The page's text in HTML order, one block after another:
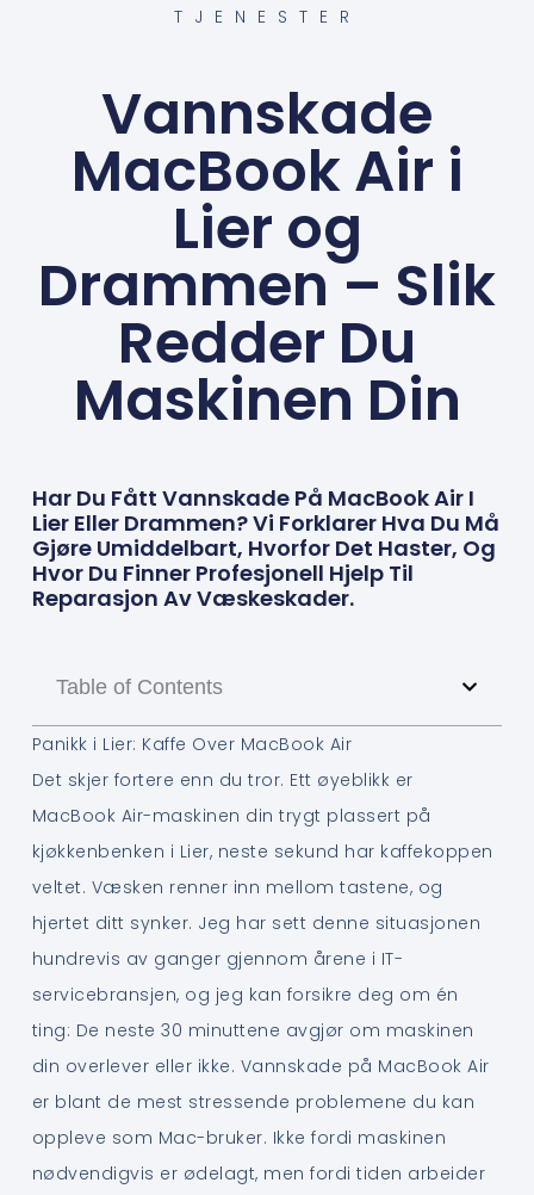
TJENESTER
Vannskade
MacBook Air i
Lier og
Drammen – Slik
Redder Du
Maskinen Din
Har Du Fått Vannskade På MacBook Air I
Lier Eller Drammen? Vi Forklarer Hva Du Må
Gjøre Umiddelbart, Hvorfor Det Haster, Og
Hvor Du Finner Profesjonell Hjelp Til
Reparasjon Av Væskeskader.
Table of Contents
Panikk i Lier: Kaffe Over MacBook Air
Det skjer fortere enn du tror. Ett øyeblikk er
MacBook Air-maskinen din trygt plassert på
kjøkkenbenken i Lier, neste sekund har kaffekoppen
veltet. Væsken renner inn mellom tastene, og
hjertet ditt synker. Jeg har sett denne situasjonen
hundrevis av ganger gjennom årene i IT-
servicebransjen, og jeg kan forsikre deg om én
ting: De neste 30 minuttene avgjør om maskinen
din overlever eller ikke. Vannskade på MacBook Air
er blant de mest stressende problemene du kan
oppleve som Mac-bruker. Ikke fordi maskinen
nødvendigvis er ødelagt, men fordi tiden arbeider